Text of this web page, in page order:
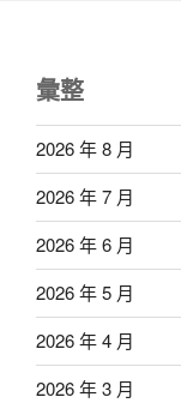
彙整
2026 年 8 月
2026 年 7 月
2026 年 6 月
2026 年 5 月
2026 年 4 月
2026 年 3 月